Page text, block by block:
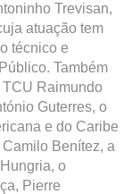
Trevisan,
atuação tem
técnico e
Também
Raimundo
Guterres, o
e do Caribe
Benítez, a
o
Pierre